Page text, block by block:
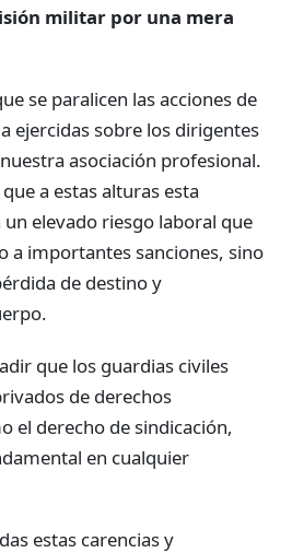
militar por una mera
se paralicen las acciones de
ejercidas sobre los dirigentes
asociación profesional.
a estas alturas esta
elevado riesgo laboral que
a importantes sanciones, sino
de destino y
que los guardias civiles
de derechos
el derecho de sindicación,
en cualquier
estas carencias y